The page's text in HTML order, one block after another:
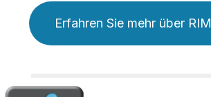
Erfahren Sie mehr über RIM